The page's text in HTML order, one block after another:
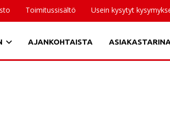
Toimitussisältö Usein kysytyt
AJANKOHTAISTA